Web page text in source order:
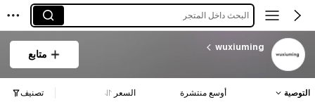
البحث داخل المتجر
wuxiuming
متابع
التوصية أوسع منتشرة السعر تصنيف